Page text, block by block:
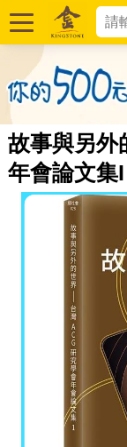
故事與另外
年會論文集I